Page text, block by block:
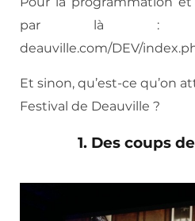
par là : http://
deauville.com/DEV/
Et sinon, qu’est-ce qu’on
Festival de Deauville ?
1. Des coups